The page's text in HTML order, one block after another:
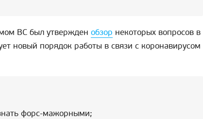
ВС был утвержден обзор некоторых вопросов в
новый порядок работы в связи с коронавирусом
форс-мажорными;